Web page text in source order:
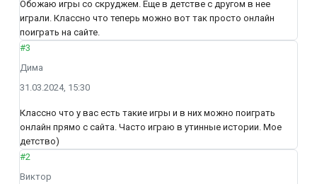
Обожаю игры со скруджем. Еще в детстве с другом в нее
играли. Классно что теперь можно вот так просто онлайн
поиграть на сайте.
#3
Дима
31.03.2024, 15:30
Классно что у вас есть такие игры и в них можно поиграть
онлайн прямо с сайта. Часто играю в утинные истории. Мое
детство)
#2
Виктор